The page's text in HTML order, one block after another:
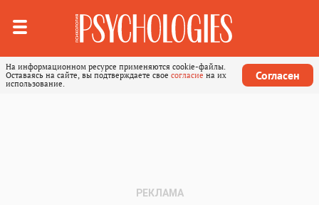
На информационном ресурсе применяются cookie-файлы.
Оставаясь на сайте, вы подтверждаете свое согласие на их
использование.
Согласен